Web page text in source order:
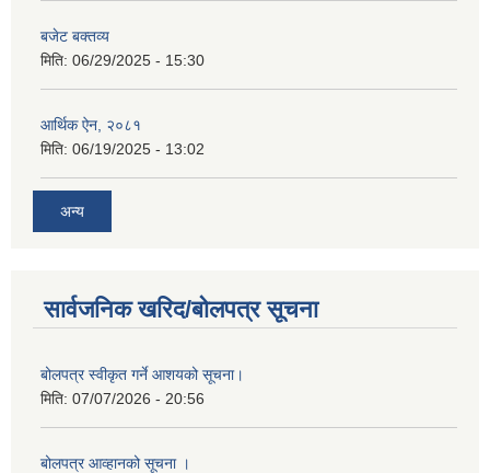
बजेट बक्तव्य
मिति: 06/29/2025 - 15:30
आर्थिक ऐन, २०८१
मिति: 06/19/2025 - 13:02
अन्य
सार्वजनिक खरिद/बोलपत्र सूचना
बोलपत्र स्वीकृत गर्ने आशयको सूचना।
मिति: 07/07/2026 - 20:56
बोलपत्र आव्हानको सूचना ।